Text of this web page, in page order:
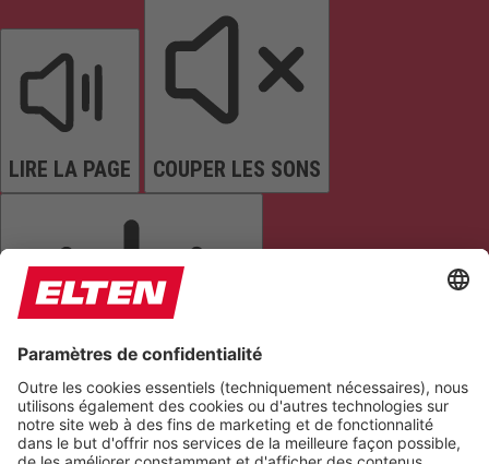
LIRE LA PAGE COUPER LES SONS
ARRÊTER LES ANIMATIONS